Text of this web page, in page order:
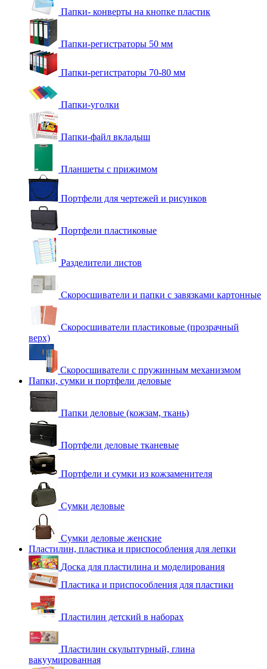
Папки- конверты на кнопке пластик
Папки-регистраторы 50 мм
Папки-регистраторы 70-80 мм
Папки-уголки
Папки-файл вкладыш
Планшеты с прижимом
Портфели для чертежей и рисунков
Портфели пластиковые
Разделители листов
Скоросшиватели и папки с завязками картонные
Скоросшиватели пластиковые (прозрачный
верх)
Скоросшиватели с пружинным механизмом
Папки, сумки и портфели деловые
Папки деловые (кожзам, ткань)
Портфели деловые тканевые
Портфели и сумки из кожзаменителя
Сумки деловые
Сумки деловые женские
Пластилин, пластика и приспособления для лепки
Доска для пластилина и моделирования
Пластика и приспособления для пластики
Пластилин детский в наборах
Пластилин скульптурный, глина
вакуумированная